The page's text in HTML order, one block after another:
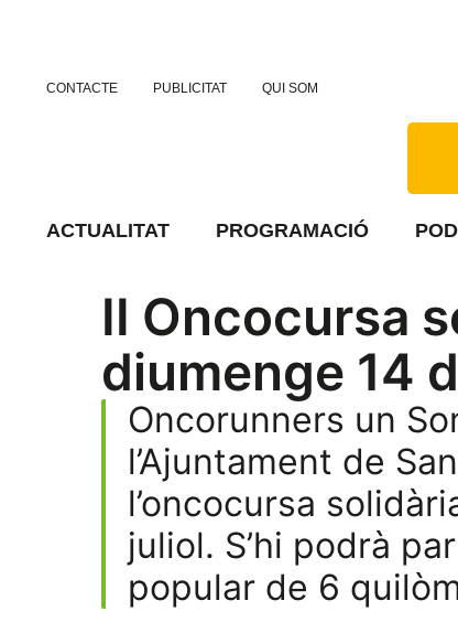
CONTACTE PUBLICITAT QUI SOM
ACTUALITAT PROGRAMACIÓ
II Oncocursa
diumenge 14
Oncorunners un
l’Ajuntament de
l’oncocursa
juliol. S’hi podrà
popular de 6